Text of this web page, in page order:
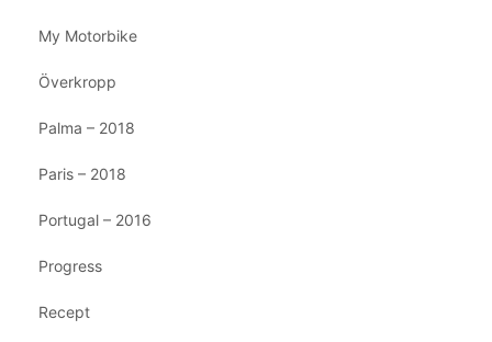
My Motorbike
Överkropp
Palma – 2018
Paris – 2018
Portugal – 2016
Progress
Recept